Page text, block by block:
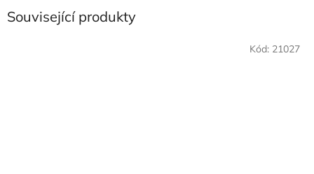
Související produkty
Kód: 21027